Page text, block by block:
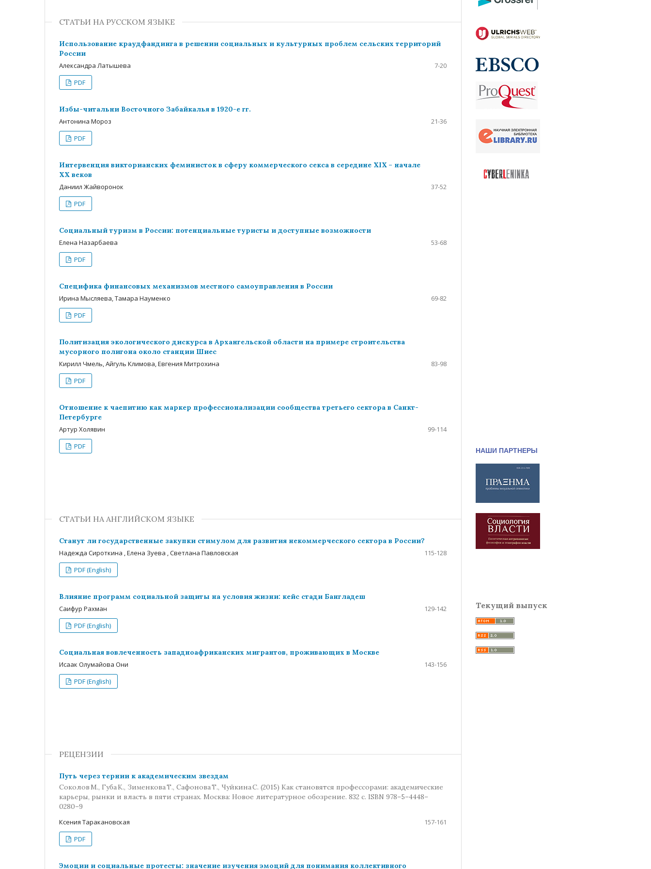
СТАТЬИ НА РУССКОМ ЯЗЫКЕ
Использование краудфандинга в решении социальных и культурных проблем сельских территорий
России
Александра Латышева
7-20
PDF
Избы-читальни Восточного Забайкалья в 1920-е гг.
Антонина Мороз
21-36
PDF
Интервенция викторианских феминисток в сферу коммерческого секса в середине XIX – начале
ХХ веков
Даниил Жайворонок
37-52
PDF
Социальный туризм в России: потенциальные туристы и доступные возможности
Елена Назарбаева
53-68
PDF
Специфика финансовых механизмов местного самоуправления в России
Ирина Мысляева, Тамара Науменко
69-82
PDF
Политизация экологического дискурса в Архангельской области на примере строительства
мусорного полигона около станции Шиес
Кирилл Чмель, Айгуль Климова, Евгения Митрохина
83-98
PDF
Отношение к чаепитию как маркер профессионализации сообщества третьего сектора в Санкт-
Петербурге
Артур Холявин
99-114
PDF
СТАТЬИ НА АНГЛИЙСКОМ ЯЗЫКЕ
Станут ли государственные закупки стимулом для развития некоммерческого сектора в России?
Надежда Сироткина , Елена Зуева , Светлана Павловская
115-128
PDF (English)
Влияние программ социальной защиты на условия жизни: кейс стади Бангладеш
Саифур Рахман
129-142
PDF (English)
Социальная вовлеченность западноафриканских мигрантов, проживающих в Москве
Исаак Олумайова Они
143-156
PDF (English)
РЕЦЕНЗИИ
Путь через тернии к академическим звездам
Соколов М., Губа К., Зименкова Т., Сафонова Т., Чуйкина С. (2015) Как становятся профессорами: академические
карьеры, рынки и власть в пяти странах. Москва: Новое литературное обозрение. 832 с. ISBN 978–5–4448–
0280–9
Ксения Таракановская
157-161
PDF
Эмоции и социальные протесты: значение изучения эмоций для понимания коллективного
НАШИ ПАРТНЕРЫ
Текущий выпуск